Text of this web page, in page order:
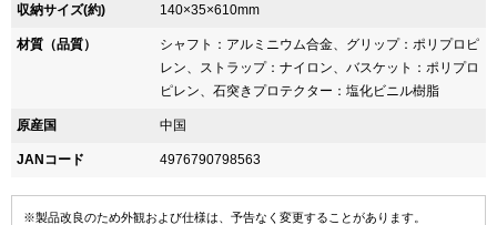
収納サイズ(約) 140×35×610mm
材質（品質）
シャフト：アルミニウム合金、グリップ：ポリプロピ
レン、ストラップ：ナイロン、バスケット：ポリプロ
ピレン、石突きプロテクター：塩化ビニル樹脂
原産国 中国
JANコード 4976790798563
※製品改良のため外観および仕様は、予告なく変更することがあります。